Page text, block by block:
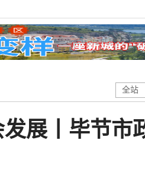
全站
展丨毕节市